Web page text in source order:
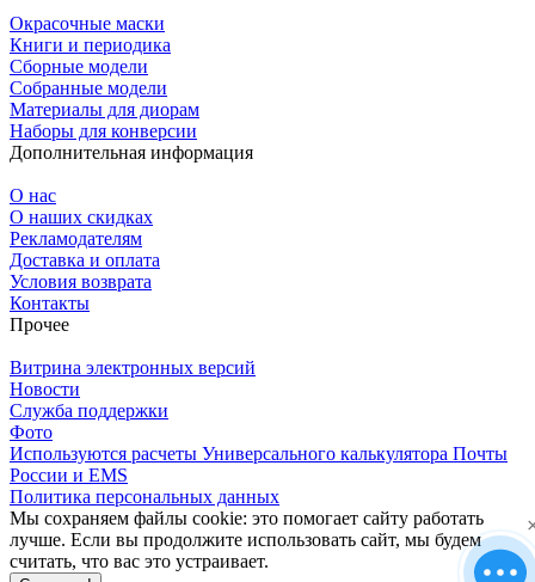
Окрасочные маски
Книги и периодика
Сборные модели
Собранные модели
Материалы для диорам
Наборы для конверсии
Дополнительная информация
О нас
О наших скидках
Рекламодателям
Доставка и оплата
Условия возврата
Контакты
Прочее
Витрина электронных версий
Новости
Служба поддержки
Фото
Используются расчеты Универсального калькулятора Почты
России и EMS
Политика персональных данных
Мы сохраняем файлы cookie: это помогает сайту работать
лучше. Если вы продолжите использовать сайт, мы будем
считать, что вас это устраивает.